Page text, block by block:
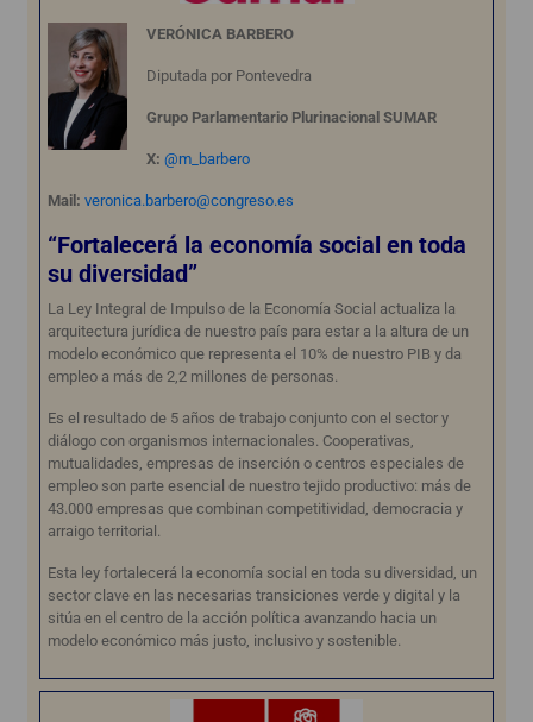
VERÓNICA BARBERO
Diputada por Pontevedra
Grupo Parlamentario Plurinacional SUMAR
X: @m_barbero
Mail: veronica.barbero@congreso.es
“Fortalecerá la economía social en toda
su diversidad”
La Ley Integral de Impulso de la Economía Social actualiza la
arquitectura jurídica de nuestro país para estar a la altura de un
modelo económico que representa el 10% de nuestro PIB y da
empleo a más de 2,2 millones de personas.
Es el resultado de 5 años de trabajo conjunto con el sector y
diálogo con organismos internacionales. Cooperativas,
mutualidades, empresas de inserción o centros especiales de
empleo son parte esencial de nuestro tejido productivo: más de
43.000 empresas que combinan competitividad, democracia y
arraigo territorial.
Esta ley fortalecerá la economía social en toda su diversidad, un
sector clave en las necesarias transiciones verde y digital y la
sitúa en el centro de la acción política avanzando hacia un
modelo económico más justo, inclusivo y sostenible.